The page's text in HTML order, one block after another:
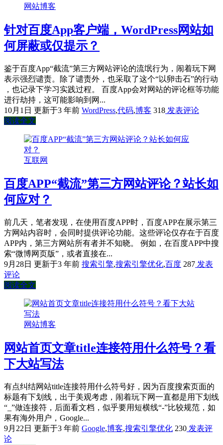
网站博客
针对百度App客户端，WordPress网站如
何屏蔽或仅提示？
鉴于百度App“截流”第三方网站评论的流氓行为，闹着玩下网
表示强烈谴责。除了谴责外，也采取了这个“以卵击石”的行动​
，​也记录下学习实践过程。 百度App会对网站的评论框等功能
进行劫持，这可能影响到网...
10月1日 更新于3 年前 WordPress,代码,博客 318 发表评论
阅读全文
互联网
百度APP“截流”第三方网站评论？站长如
何应对？
前几天，笔者发现，在使用百度APP时，百度APP在展示第三
方网站内容时，会同时提供评论功能。这些评论仅存在于百度
APP内，第三方网站所有者并不知晓。 例如，在百度APP中搜
索“微博网页版”，或者直接在...
9月28日 更新于3 年前 搜索引擎,搜索引擎优化,百度 287 发表
评论
阅读全文
网站博客
网站首页文章title连接符用什么符号？看
下大站写法
有点纠结网站title连接符用什么符号好，因为百度搜索页面的
标题有下划线，出于美观考虑，闹着玩下网一直都是用下划线
“_”做连接符，后面看文档，似乎要用短横线“-”比较规范，如
果有海外用户，Google...
9月22日 更新于3 年前 Google,博客,搜索引擎优化 230 发表评
论